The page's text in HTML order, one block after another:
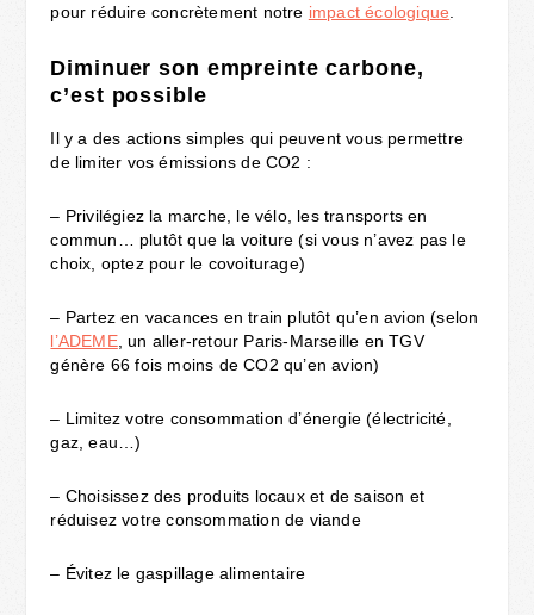
pour réduire concrètement notre impact écologique
Diminuer son empreinte carbone,
c’est possible
Il y a des actions simples qui peuvent vous permettre
de limiter vos émissions de CO2 :
– Privilégiez la marche, le vélo, les transports en
commun… plutôt que la voiture (si vous n’avez pas le
choix, optez pour le covoiturage)
– Partez en vacances en train plutôt qu’en avion (selon
l’ADEME, un aller-retour Paris-Marseille en TGV
génère 66 fois moins de CO2 qu’en avion)
– Limitez votre consommation d’énergie (électricité,
gaz, eau…)
– Choisissez des produits locaux et de saison et
réduisez votre consommation de viande
– Évitez le gaspillage alimentaire